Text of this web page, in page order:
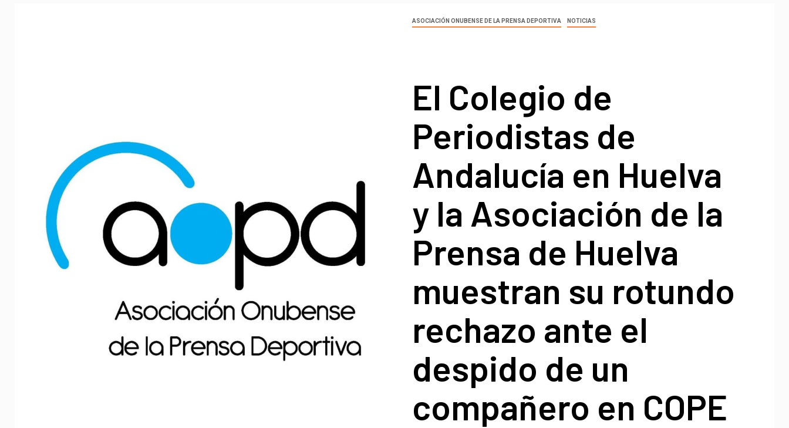
ASOCIACIÓN ONUBENSE DE LA PRENSA DEPORTIVA NOTICIAS
El Colegio de
Periodistas de
Andalucía en Huelva
y la Asociación de la
Prensa de Huelva
muestran su rotundo
rechazo ante el
despido de un
compañero en COPE